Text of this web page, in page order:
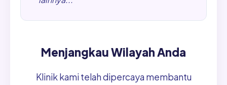
Menjangkau Wilayah Anda
Klinik kami telah dipercaya membantu